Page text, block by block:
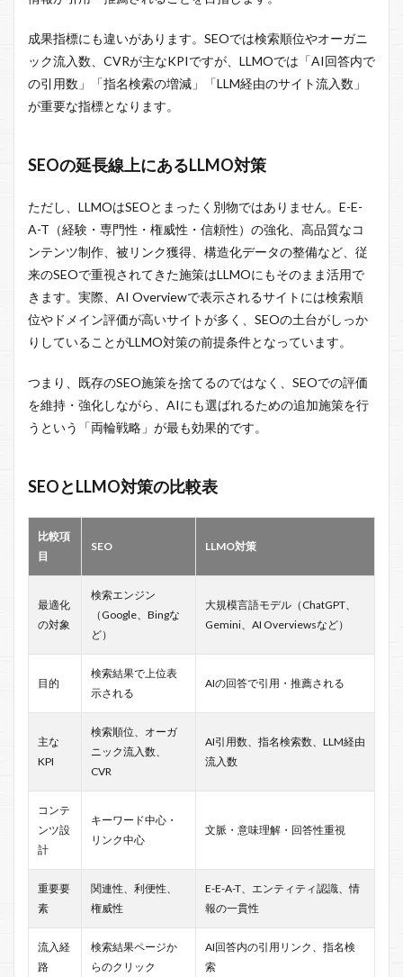
成果指標にも違いがあります。SEOでは検索順位やオーガニ
ック流入数、CVRが主なKPIですが、LLMOでは「AI回答内で
の引用数」「指名検索の増減」「LLM経由のサイト流入数」
が重要な指標となります。
SEOの延長線上にあるLLMO対策
ただし、LLMOはSEOとまったく別物ではありません。E-E-
A-T（経験・専門性・権威性・信頼性）の強化、高品質なコ
ンテンツ制作、被リンク獲得、構造化データの整備など、従
来のSEOで重視されてきた施策はLLMOにもそのまま活用で
きます。実際、AI Overviewで表示されるサイトには検索順
位やドメイン評価が高いサイトが多く、SEOの土台がしっか
りしていることがLLMO対策の前提条件となっています。
つまり、既存のSEO施策を捨てるのではなく、SEOでの評価
を維持・強化しながら、AIにも選ばれるための追加施策を行
うという「両輪戦略」が最も効果的です。
SEOとLLMO対策の比較表
比較項
目
SEO LLMO対策
最適化
の対象
検索エンジン
（Google、Bingな
ど）
大規模言語モデル（ChatGPT、
Gemini、AI Overviewsなど）
目的
検索結果で上位表
示される
AIの回答で引用・推薦される
主な
KPI
検索順位、オーガ
ニック流入数、
CVR
AI引用数、指名検索数、LLM経由
流入数
コンテ
ンツ設
計
キーワード中心・
リンク中心
文脈・意味理解・回答性重視
重要要
素
関連性、利便性、
権威性
E-E-A-T、エンティティ認識、情
報の一貫性
流入経
路
検索結果ページか
らのクリック
AI回答内の引用リンク、指名検
索